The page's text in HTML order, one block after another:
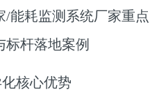
耗监测系统厂家重点
标杆落地案例
核心优势